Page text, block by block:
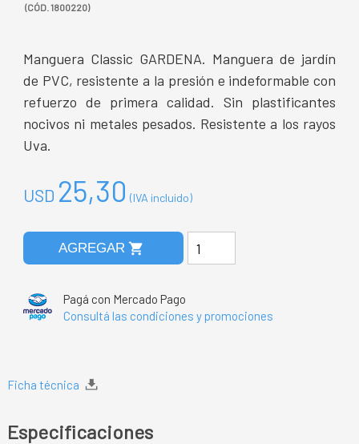
(CÓD. 1800220)
Manguera Classic GARDENA. Manguera de jardín
de PVC, resistente a la presión e indeformable con
refuerzo de primera calidad. Sin plastificantes
nocivos ni metales pesados. Resistente a los rayos
Uva.
USD 25,30 (IVA incluido)
AGREGAR shopping_cart
Pagá con Mercado Pago
Consultá las condiciones y promociones
Ficha técnica
Especificaciones